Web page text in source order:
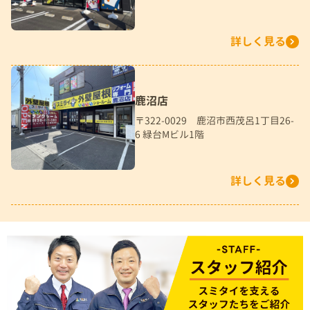
詳しく見る
鹿沼店
〒322-0029 鹿沼市西茂呂1丁目26-
6 緑台Mビル1階
詳しく見る